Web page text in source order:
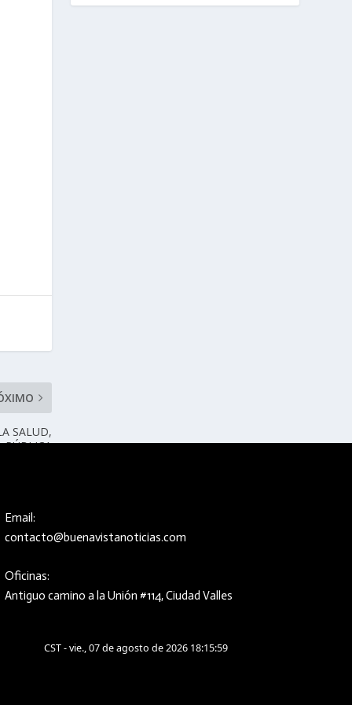
SALUD,
PÚBLICA
Email:
contacto@buenavistanoticias.com
Oficinas:
Antiguo camino a la Unión #114, Ciudad Valles
CST - vie., 07 de agosto de 2026 18:16:00